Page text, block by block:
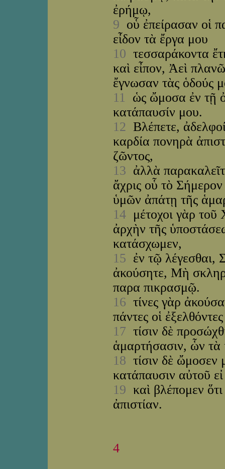
ἐρήμῳ,
9 οὗ ἐπείρασαν οἱ
εἶδον τὰ ἔργα μου
10 τεσσαράκοντα
καὶ εἶπον, Ἀεὶ
ἔγνωσαν τὰς ὁδούς
11 ὡς ὤμοσα ἐν τῇ
κατάπαυσίν μου.
12 Βλέπετε,
καρδία πονηρὰ
ζῶντος,
13 ἀλλὰ
ἄχρις οὗ τὸ
ὑμῶν ἀπάτῃ τῆς
14 μέτοχοι γὰρ τοῦ
ἀρχὴν τῆς
κατάσχωμεν,
15 ἐν τῷ λέγεσθαι,
ἀκούσητε, Μὴ
παρα πικρασμῷ.
16 τίνες γὰρ
πάντες οἱ
17 τίσιν δὲ
ἁμαρτήσασιν, ὧν
18 τίσιν δὲ ὤμοσεν
κατάπαυσιν αὐτοῦ
19 καὶ βλέπομεν
ἀπιστίαν.
4